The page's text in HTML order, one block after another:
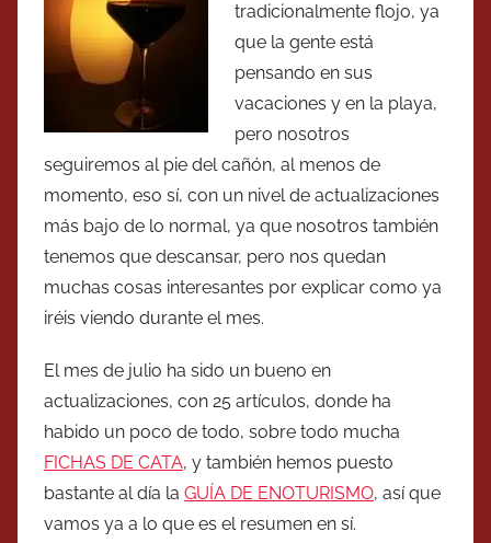
tradicionalmente flojo, ya
que la gente está
pensando en sus
vacaciones y en la playa,
pero nosotros
seguiremos al pie del cañón, al menos de
momento, eso sí, con un nivel de actualizaciones
más bajo de lo normal, ya que nosotros también
tenemos que descansar, pero nos quedan
muchas cosas interesantes por explicar como ya
iréis viendo durante el mes.
El mes de julio ha sido un bueno en
actualizaciones, con 25 artículos, donde ha
habido un poco de todo, sobre todo mucha
FICHAS DE CATA, y también hemos puesto
bastante al día la GUÍA DE ENOTURISMO, así que
vamos ya a lo que es el resumen en sí.